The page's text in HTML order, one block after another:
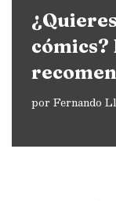
cómics?
porFernando